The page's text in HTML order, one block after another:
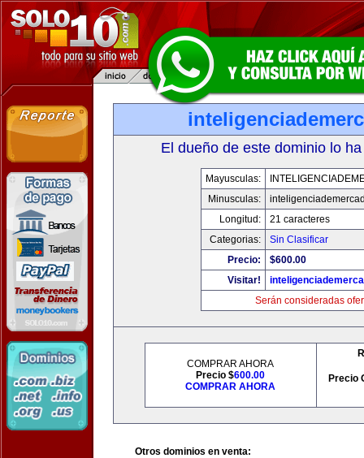
El dueño de este dominio lo
Mayusculas:
Minusculas:
Longitud:
21 caracteres
Categorias:
Sin Clasificar
Precio:
$600.00
Visitar!
Serán consideradas
COMPRAR AHORA
Precio $600.00
COMPRAR AHORA
Precio
Otros dominios en venta: